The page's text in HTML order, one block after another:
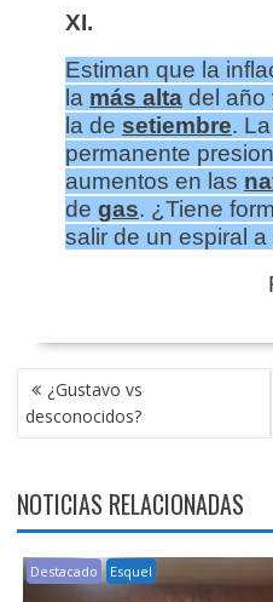
XI.
Estiman que la
la más alta del año
la de setiembre.
permanente
aumentos en las
de gas. ¿Tiene
salir de un espiral
NAVEGACIÓN
DE
ENTRADAS
¿Gustavo vs
desconocidos?
NOTICIAS RELACIONADAS
Destacado Esquel